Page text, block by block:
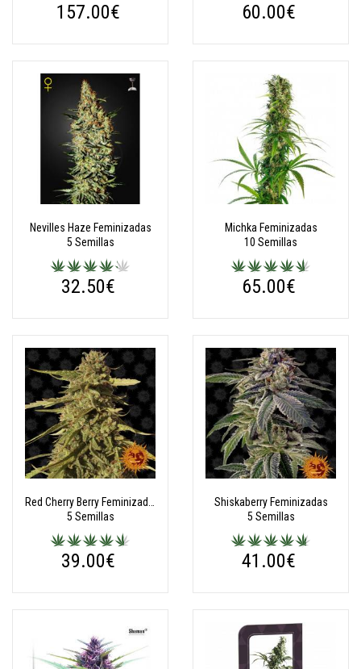
157.00€ 60.00€
Nevilles Haze Feminizadas
5 Semillas
32.50€
Michka Feminizadas
10 Semillas
65.00€
5 Semillas
39.00€
Shiskaberry Feminizadas
5 Semillas
41.00€